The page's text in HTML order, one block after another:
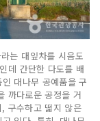
는 대잎차를 시음도
데 간단한 다도를 배
대나무 공예품을 구
까다로운 공정을 거
구수하고 떫지 않은